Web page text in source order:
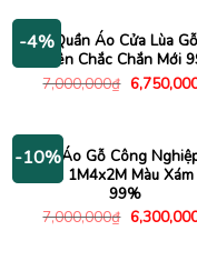
-4%
Tủ Quần Áo Cửa Lùa
Nhiên Chắc Chắn Mới
7,000,000₫ Giá
gốc
-10%Tủ Áo Gỗ Công
Cánh 1M4x2M Màu
99%
7,000,000₫ Giá
gốc